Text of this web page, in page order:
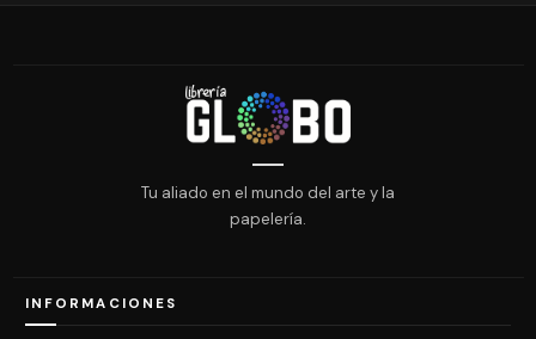
Tu aliado en el mundo del arte y la
papelería.
INFORMACIONES